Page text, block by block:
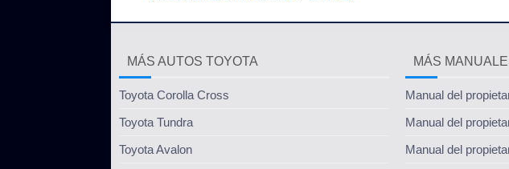
MÁS AUTOS TOYOTA
Toyota Corolla Cross
Toyota Tundra
Toyota Avalon
MÁS
Manual del
Manual del
Manual del